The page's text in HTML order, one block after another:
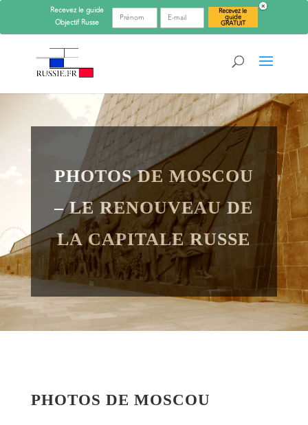
PHOTOS DE MOSCOU
– LE RENOUVEAU DE
LA CAPITALE RUSSE
PHOTOS DE MOSCOU
Recevez le guide
ObjectifRusse
Recevez le
guide
GRATUIT